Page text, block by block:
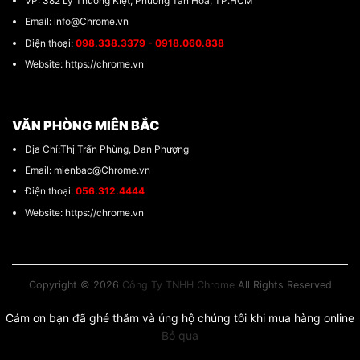
Email: info@Chrome.vn
Điện thoại: 098.338.3379 - 0918.060.838
Website: https://chrome.vn
VĂN PHÒNG MIÊN BẮC
Địa Chỉ:Thị Trấn Phùng, Đan Phượng
Email: mienbac@Chrome.vn
Điện thoại: 056.312.4444
Website: https://chrome.vn
Copyright © 2026 Công Ty TNHH ChromeAll Rights Reserved
Cám ơn bạn đã ghé thăm và ủng hộ chúng tôi khi mua hàng online
Bỏ qua